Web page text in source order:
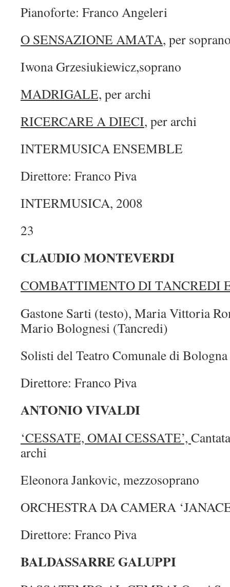
Pianoforte: Franco Angeleri
O SENSAZIONE AMATA, per
Iwona Grzesiukiewicz,soprano
MADRIGALE, per archi
RICERCARE A DIECI, per archi
INTERMUSICA ENSEMBLE
Direttore: Franco Piva
INTERMUSICA, 2008
23
CLAUDIO MONTEVERDI
COMBATTIMENTO DI TANCREDI
Gastone Sarti (testo), Maria Vittoria
Mario Bolognesi (Tancredi)
Solisti del Teatro Comunale di Bologna
Direttore: Franco Piva
ANTONIO VIVALDI
‘CESSATE, OMAI CESSATE’,
archi
Eleonora Jankovic, mezzosoprano
ORCHESTRA DA CAMERA
Direttore: Franco Piva
BALDASSARRE GALUPPI